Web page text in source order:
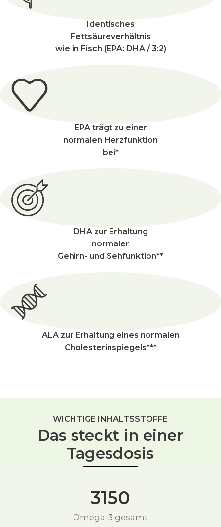
Identisches
Fettsäureverhältnis
wie in Fisch (EPA: DHA / 3:2)
EPA trägt zu einer
normalen Herzfunktion
bei*
DHA zur Erhaltung
normaler
Gehirn- und Sehfunktion**
ALA zur Erhaltung eines normalen
Cholesterinspiegels***
WICHTIGE INHALTSSTOFFE
Das steckt in einer
Tagesdosis
3150
Omega-3 gesamt